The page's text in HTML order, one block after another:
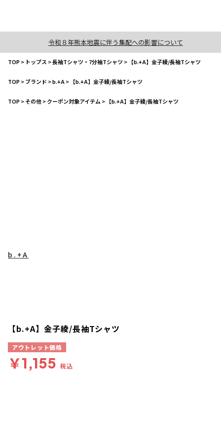
令和８年熊本地震に伴う集配への影響について
TOP> トップス >長袖Tシャツ・7分袖Tシャツ > 【b.+A】金子綾/長袖Tシャツ
TOP>ブランド >b.+A> 【b.+A】金子綾/長袖Tシャツ
TOP>その他>クーポン対象アイテム > 【b.+A】金子綾/長袖Tシャツ
b.+A
【b.+A】金子綾/長袖Tシャツ
アウトレット価格
￥1,155 税込